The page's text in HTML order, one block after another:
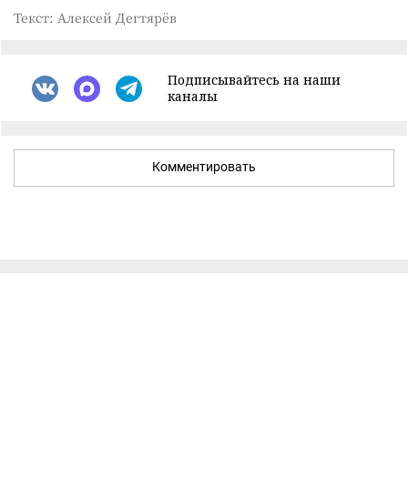
Текст: Алексей Дегтярёв
Подписывайтесь на наши
каналы
Комментировать